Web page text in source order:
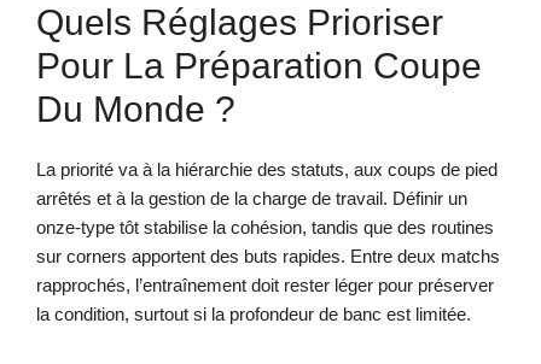
Quels Réglages Prioriser
Pour La Préparation Coupe
Du Monde ?
La priorité va à la hiérarchie des statuts, aux coups de pied
arrêtés et à la gestion de la charge de travail. Définir un
onze-type tôt stabilise la cohésion, tandis que des routines
sur corners apportent des buts rapides. Entre deux matchs
rapprochés, l’entraînement doit rester léger pour préserver
la condition, surtout si la profondeur de banc est limitée.